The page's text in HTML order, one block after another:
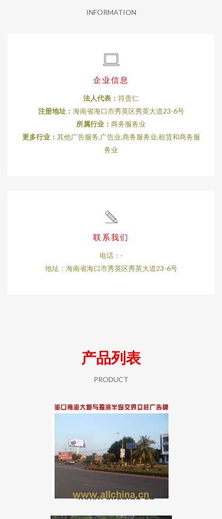
INFORMATION
企业信息
法人代表： 符贵仁
注册地址： 海南省海口市秀英区秀英大道23-6号
所属行业： 商务服务业
更多行业： 其他广告服务,广告业,商务服务业,租赁和商务服
务业
联系我们
电话：-
地址：海南省海口市秀英区秀英大道23-6号
产品列表
PRODUCT